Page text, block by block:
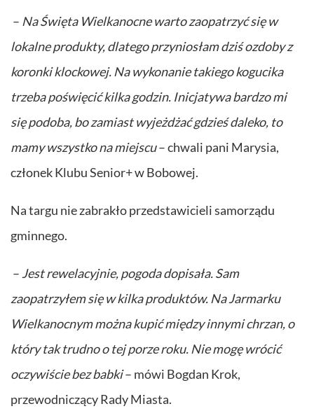
– Na Święta Wielkanocne warto zaopatrzyć się w
lokalne produkty, dlatego przyniosłam dziś ozdoby z
koronki klockowej. Na wykonanie takiego kogucika
trzeba poświęcić kilka godzin. Inicjatywa bardzo mi
się podoba, bo zamiast wyjeżdżać gdzieś daleko, to
mamy wszystko na miejscu– chwali pani Marysia,
członek Klubu Senior+ w Bobowej.
Na targu nie zabrakło przedstawicieli samorządu
gminnego.
– Jest rewelacyjnie, pogoda dopisała. Sam
zaopatrzyłem się w kilka produktów. Na Jarmarku
Wielkanocnym można kupić między innymi chrzan, o
który tak trudno o tej porze roku. Nie mogę wrócić
oczywiście bez babki– mówi Bogdan Krok,
przewodniczący Rady Miasta.